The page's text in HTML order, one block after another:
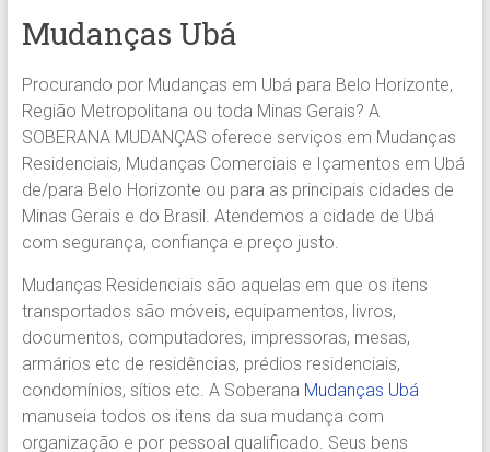
MELHOR
em
Içamentos
em
BH
e
Região.
Segurança,
Confiança.
Mudanças Ubá
Procurando por Mudanças em Ubá para Belo Horizonte,
Região Metropolitana ou toda Minas Gerais? A
SOBERANA MUDANÇAS oferece serviços em Mudanças
Residenciais, Mudanças Comerciais e Içamentos em Ubá
de/para Belo Horizonte ou para as principais cidades de
Minas Gerais e do Brasil. Atendemos a cidade de Ubá
com segurança, confiança e preço justo.
Mudanças Residenciais são aquelas em que os itens
transportados são móveis, equipamentos, livros,
documentos, computadores, impressoras, mesas,
armários etc de residências, prédios residenciais,
condomínios, sítios etc. A Soberana Mudanças Ubá
manuseia todos os itens da sua mudança com
organização e por pessoal qualificado. Seus bens